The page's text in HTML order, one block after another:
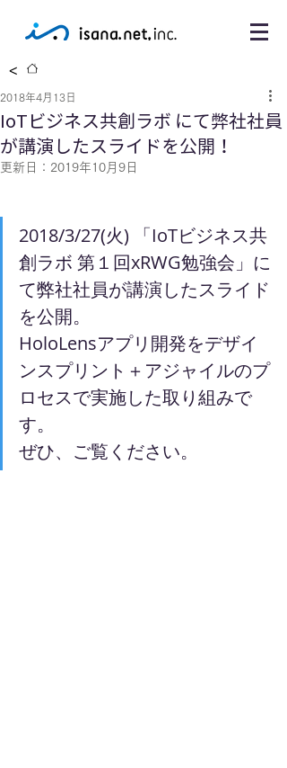
<
IoTビジネス共創ラボ にて弊社社員
が講演したスライドを公開！
2018年4月13日
更新日： 2019年10月9日
2018/3/27(火) 「IoTビジネス共
創ラボ 第１回xRWG勉強会」に
て弊社社員が講演したスライド
を公開。
HoloLensアプリ開発をデザイ
ンスプリント＋アジャイルのプ
ロセスで実施した取り組みで
す。
ぜひ、ご覧ください。